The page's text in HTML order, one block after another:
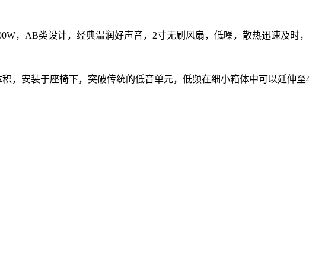
， AB类设计，经典温润好声音， 2寸无刷风扇，低噪，散热迅速及时
，安装于座椅下，突破传统的低音单元，低频在细小箱体中可以延伸至